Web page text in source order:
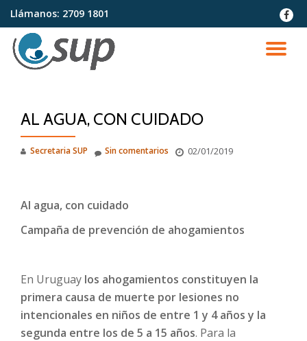
Saltar
contenido
Llámanos: 2709 1801
fa-
AL AGUA, CON CUIDADO
Secretaria SUP 02/01/2019
Sin comentarios
Al agua, con cuidado
Campaña de prevención de ahogamientos
En Uruguay los ahogamientos constituyen la
primera causa de muerte por lesiones no
intencionales en niños de entre 1 y 4 años y la
segunda entre los de 5 a 15 años. Para la